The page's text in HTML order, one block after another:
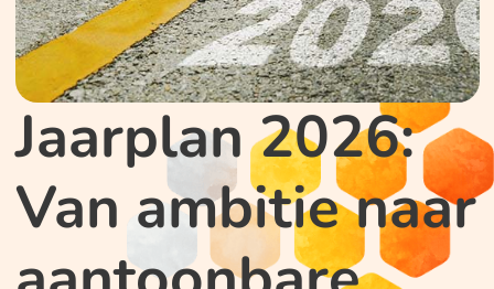
Jaarplan 2026:
Van ambitie naar